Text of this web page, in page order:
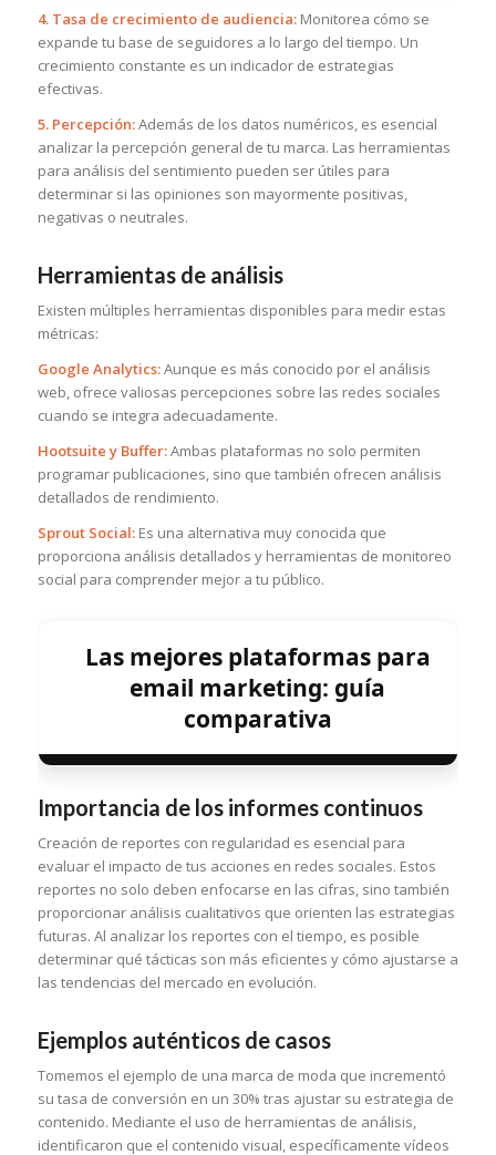
4. Tasa de crecimiento de audiencia:Monitorea cómo se
expande tu base de seguidores a lo largo del tiempo. Un
crecimiento constante es un indicador de estrategias
efectivas.
5. Percepción:Además de los datos numéricos, es esencial
analizar la percepción general de tu marca. Las herramientas
para análisis del sentimiento pueden ser útiles para
determinar si las opiniones son mayormente positivas,
negativas o neutrales.
Herramientas de análisis
Existen múltiples herramientas disponibles para medir estas
métricas:
Google Analytics:Aunque es más conocido por el análisis
web, ofrece valiosas percepciones sobre las redes sociales
cuando se integra adecuadamente.
Hootsuite y Buffer:Ambas plataformas no solo permiten
programar publicaciones, sino que también ofrecen análisis
detallados de rendimiento.
Sprout Social:Es una alternativa muy conocida que
proporciona análisis detallados y herramientas de monitoreo
social para comprender mejor a tu público.
Las mejores plataformas para
email marketing: guía
comparativa
Importancia de los informes continuos
Creación de reportes con regularidad es esencial para
evaluar el impacto de tus acciones en redes sociales. Estos
reportes no solo deben enfocarse en las cifras, sino también
proporcionar análisis cualitativos que orienten las estrategias
futuras. Al analizar los reportes con el tiempo, es posible
determinar qué tácticas son más eficientes y cómo ajustarse a
las tendencias del mercado en evolución.
Ejemplos auténticos de casos
Tomemos el ejemplo de una marca de moda que incrementó
su tasa de conversión en un 30% tras ajustar su estrategia de
contenido. Mediante el uso de herramientas de análisis,
identificaron que el contenido visual, específicamente vídeos